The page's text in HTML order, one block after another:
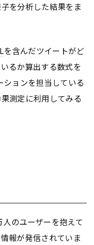
を分析した結果をま
を含んだツイートがど
るか算出する数式を
ョンを担当している
測定に利用してみる
のユーザーを抱えて
報が発信されていま